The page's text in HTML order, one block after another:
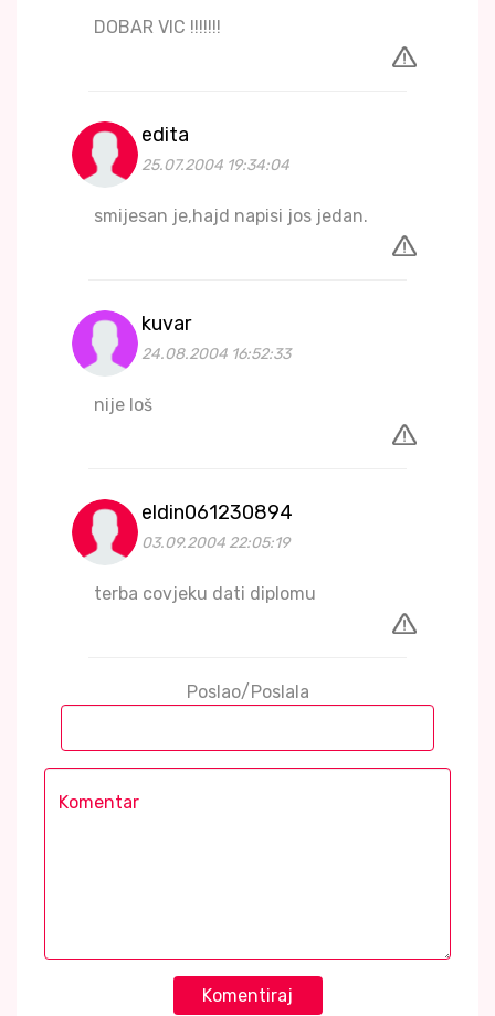
DOBAR VIC !!!!!!!
edita
25.07.2004 19:34:04
smijesan je,hajd napisi jos jedan.
kuvar
24.08.2004 16:52:33
nije loš
eldin061230894
03.09.2004 22:05:19
terba covjeku dati diplomu
Poslao/Poslala
Komentiraj